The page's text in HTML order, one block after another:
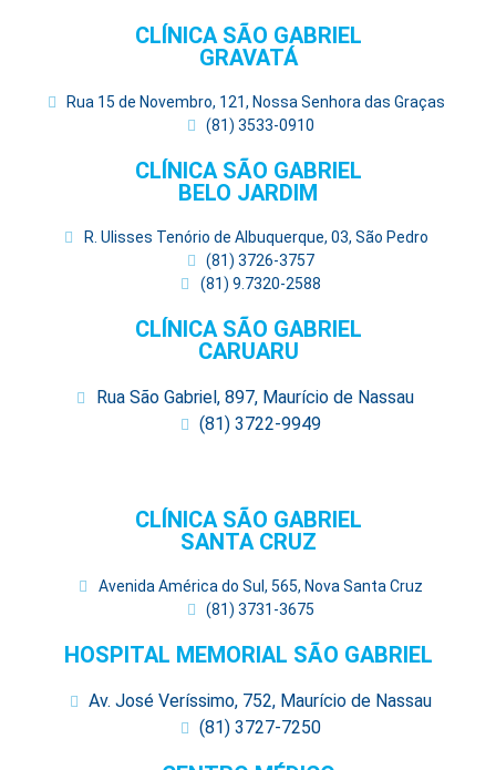
CLÍNICA SÃO GABRIEL
GRAVATÁ
Rua 15 de Novembro, 121, Nossa Senhora das Graças
(81) 3533-0910
CLÍNICA SÃO GABRIEL
BELO JARDIM
R. Ulisses Tenório de Albuquerque, 03, São Pedro
(81) 3726-3757
(81) 9.7320-2588
CLÍNICA SÃO GABRIEL
CARUARU
Rua São Gabriel, 897, Maurício de Nassau
(81) 3722-9949
CLÍNICA SÃO GABRIEL
SANTA CRUZ
Avenida América do Sul, 565, Nova Santa Cruz
(81) 3731-3675
HOSPITAL MEMORIAL SÃO GABRIEL
Av. José Veríssimo, 752, Maurício de Nassau
(81) 3727-7250